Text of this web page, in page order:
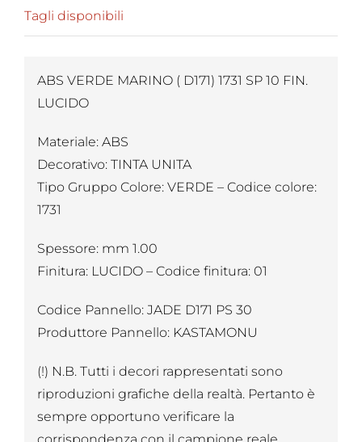
Tagli disponibili
ABS VERDE MARINO ( D171) 1731 SP 10 FIN.
LUCIDO
Materiale: ABS
Decorativo: TINTA UNITA
Tipo Gruppo Colore: VERDE – Codice colore:
1731
Spessore: mm 1.00
Finitura: LUCIDO – Codice finitura: 01
Codice Pannello: JADE D171 PS 30
Produttore Pannello: KASTAMONU
(!) N.B. Tutti i decori rappresentati sono
riproduzioni grafiche della realtà. Pertanto è
sempre opportuno verificare la